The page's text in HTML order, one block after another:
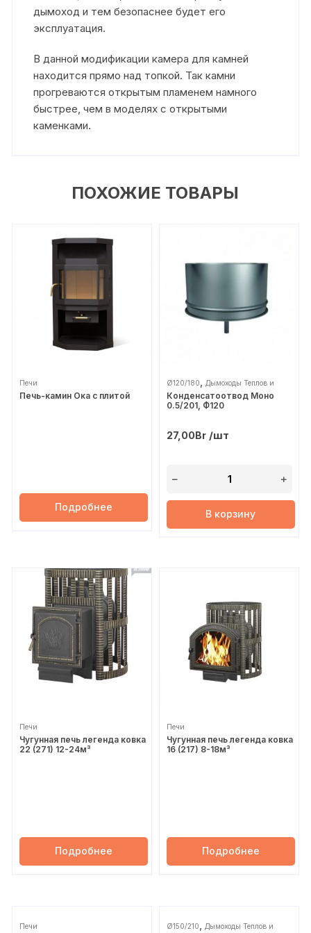
дымоход и тем безопаснее будет его
эксплуатация.
В данной модификации камера для камней
находится прямо над топкой. Так камни
прогреваются открытым пламенем намного
быстрее, чем в моделях с открытыми
каменками.
ПОХОЖИЕ ТОВАРЫ
Печи
Печь-камин Ока с плитой
Подробнее
Ø120/180
Дымоходы Теплов и
Сухов
Конденсатоотвод Моно
0.5/201, Ф120
27,00Br/шт
В корзину
Печи
Чугунная печь легенда ковка
22 (271) 12-24м³
Подробнее
Печи
Чугунная печь легенда ковка
16 (217) 8-18м³
Подробнее
Печи Ø150/210, Дымоходы Теплов и